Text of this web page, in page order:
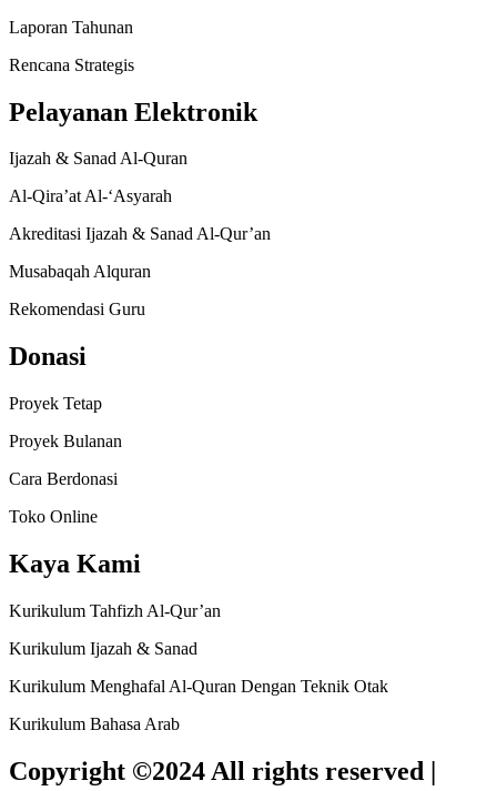
Laporan Tahunan
Rencana Strategis
Pelayanan Elektronik
Ijazah & Sanad Al-Quran
Al-Qira’at Al-‘Asyarah
Akreditasi Ijazah & Sanad Al-Qur’an
Musabaqah Alquran
Rekomendasi Guru
Donasi
Proyek Tetap
Proyek Bulanan
Cara Berdonasi
Toko Online
Kaya Kami
Kurikulum Tahfizh Al-Qur’an
Kurikulum Ijazah & Sanad
Kurikulum Menghafal Al-Quran Dengan Teknik Otak
Kurikulum Bahasa Arab
Copyright ©2024 All rights reserved |